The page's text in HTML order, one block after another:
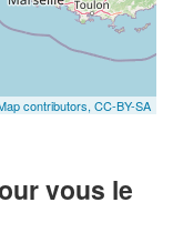
contributors, CC-BY-SA
vous le